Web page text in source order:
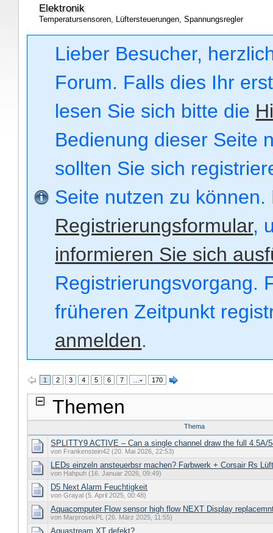
Elektronik
Temperatursensoren, Lüftersteuerungen, Spannungsregler
Lieber Besucher,
Forum. Falls dies Ihr
lesen Sie sich bitte die
Bedienung dieser Seite
sollten Sie sich
Seite nutzen zu
Registrierungsformular,
informieren Sie sich
Registrierungsvorgang.
früheren Zeitpunkt
anmelden.
1 2 3 4 5 6 7 … 170
Themen
Thema
SPLITTY9 ACTIVE – Can a single channel draw the full 4.5A/
von Frankenstein42 (20. Mai 2026, 22:53)
LEDs einzeln ansteuerbsr machen? Farbwerk + Corsair Rs
von Hahpuh (16. Januar 2026, 09:49)
D5 Next Alarm Feuchtigkeit
von Grayal (5. April 2025, 00:48)
Aquacomputer Flow sensor high flow NEXT Display
von MarprosekPL (26. März 2025, 11:55)
Aquastream XT defekt?